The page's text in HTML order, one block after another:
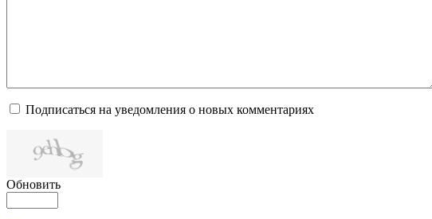
Подписаться на уведомления о новых комментариях
Обновить